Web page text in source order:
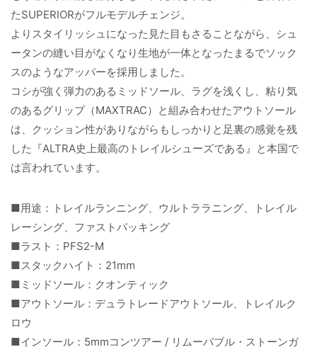
たSUPERIORがフルモデルチェンジ。
よりスタイリッシュになった見た目もさることながら、シュ
ータンの縫い目がなくなり生地が一体となったまるでソック
スのようなアッパーを採用しました。
コシが強く弾力のあるミッドソール、ラグを浅くし、粘り気
のあるグリップ（MAXTRAC）と組み合わせたアウトソール
は、クッション性がありながらもしっかりと足裏の感覚を残
した『ALTRA史上最高のトレイルシューズである』と本国で
は言われています。
■用途：トレイルランニング、ウルトララニング、トレイル
レーシング、ファストパッキング
■ラスト：PFS2-M
■スタックハイト：21mm
■ミッドソール：クオンティック
■アウトソール：デュラトレードアウトソール、トレイルク
ロウ
■インソール：5mmコンツアー / リムーバブル・ストーンガ